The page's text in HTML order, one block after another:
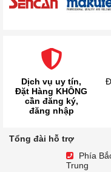
Dịch vụ uy tín,
Đặt Hàng KHÔNG
cần đăng ký,
đăng nhập
Tổng đài hỗ trợ
Phía
Trung